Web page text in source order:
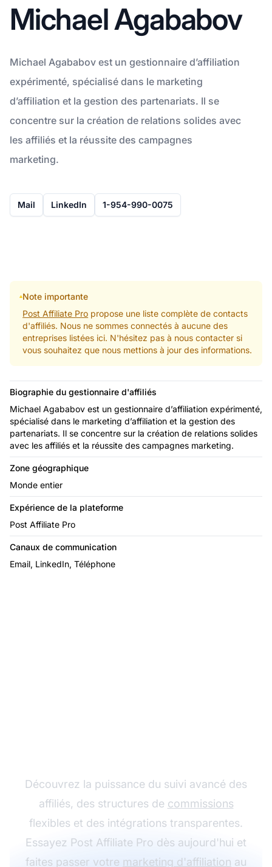
Michael Agababov
Michael Agababov est un gestionnaire d’affiliation
expérimenté, spécialisé dans le marketing
d’affiliation et la gestion des partenariats. Il se
concentre sur la création de relations solides avec
les affiliés et la réussite des campagnes
marketing.
Mail LinkedIn 1-954-990-0075
Note importante
Post Affiliate Pro propose une liste complète de contacts
d'affiliés. Nous ne sommes connectés à aucune des
entreprises listées ici. N'hésitez pas à nous contacter si
vous souhaitez que nous mettions à jour des informations.
Biographie du gestionnaire d'affiliés
Michael Agababov est un gestionnaire d’affiliation expérimenté,
spécialisé dans le marketing d’affiliation et la gestion des
partenariats. Il se concentre sur la création de relations solides
avec les affiliés et la réussite des campagnes marketing.
Zone géographique
Monde entier
Expérience de la plateforme
Post Affiliate Pro
Canaux de communication
Email, LinkedIn, Téléphone
Découvrez la puissance du suivi avancé des
affiliés, des structures de commissions
flexibles et des intégrations transparentes.
Essayez Post Affiliate Pro dès aujourd'hui et
faites passer votre marketing d'affiliation au